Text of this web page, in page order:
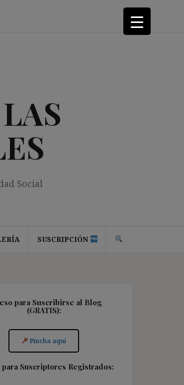
Social
SUSCRIPCIÓN
para Suscribirse al Blog
(GRATIS):
Pincha aquí
para Suscriptores Registrados: